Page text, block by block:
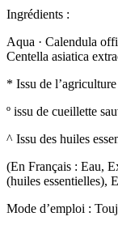
Ingrédients :
Aqua · Calendula
Centella asiatica
* Issu de
º issu de cueillette
^ Issu des huiles
(En Français : Eau,
(huiles essentielles),
Mode d’emploi :